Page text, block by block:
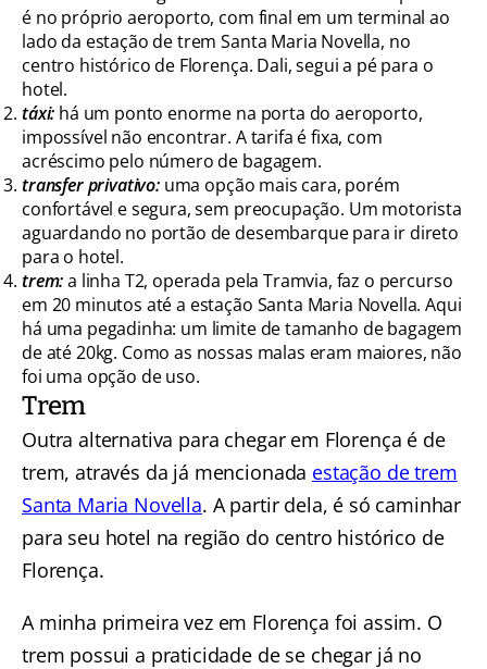
é no próprio aeroporto, com final em um terminal ao
lado da estação de trem Santa Maria Novella, no
centro histórico de Florença. Dali, segui a pé para o
hotel.
táxi: há um ponto enorme na porta do aeroporto,
impossível não encontrar. A tarifa é fixa, com
acréscimo pelo número de bagagem.
transfer privativo:uma opção mais cara, porém
confortável e segura, sem preocupação. Um motorista
aguardando no portão de desembarque para ir direto
para o hotel.
trem:a linha T2, operada pela Tramvia, faz o percurso
em 20 minutos até a estação Santa Maria Novella. Aqui
há uma pegadinha: um limite de tamanho de bagagem
de até 20kg. Como as nossas malas eram maiores, não
foi uma opção de uso.
Trem
Outra alternativa para chegar em Florença é de
trem, através da já mencionada estação de trem
Santa Maria Novella. A partir dela, é só caminhar
para seu hotel na região do centro histórico de
Florença.
A minha primeira vez em Florença foi assim. O
trem possui a praticidade de se chegar já no